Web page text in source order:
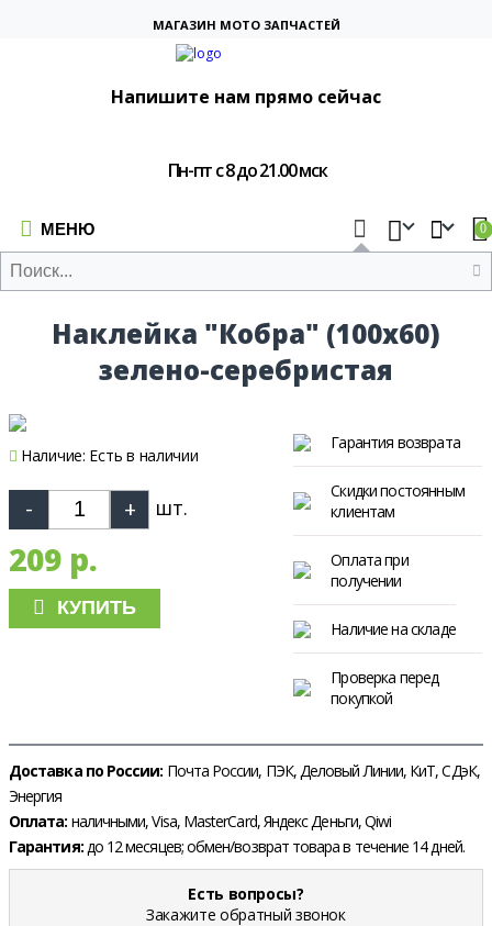
МАГАЗИН МОТО ЗАПЧАСТЕЙ
Напишите нам прямо сейчас
Пн-пт с 8 до 21.00 мск
МЕНЮ 0
Наклейка "Кобра" (100х60)
зелено-серебристая
Наличие: Есть в наличии
шт.
209 р.
КУПИТЬ
Гарантия возврата
Скидки постоянным
клиентам
Оплата при
получении
Наличие на складе
Проверка перед
покупкой
Доставка по России: Почта России, ПЭК, Деловый Линии, КиТ, СДэК,
Энергия
Оплата: наличными, Visa, MasterCard, Яндекс Деньги, Qiwi
Гарантия:до 12 месяцев; обмен/возврат товара в течение 14 дней.
Есть вопросы?
Закажите обратный звонок